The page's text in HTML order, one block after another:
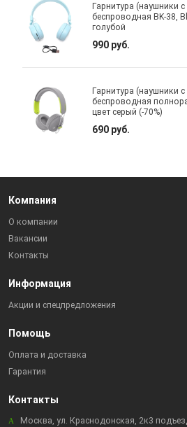
Гарнитура (наушники
беспроводная BK-38,
голубой
990 руб.
Гарнитура (наушники
беспроводная
цвет серый (-70%)
690 руб.
Компания
О компании
Вакансии
Контакты
Информация
Акции и спецпредложения
Помощь
Оплата и доставка
Гарантия
Контакты
Москва, ул. Краснодонская, 2к3